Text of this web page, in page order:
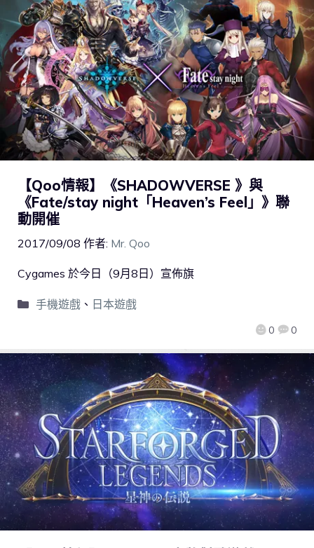
【Qoo情報】《SHADOWVERSE 》與
《Fate/stay night「Heaven’s Feel」》聯
動開催
2017/09/08 作者: Mr. Qoo
0 0
Cygames 於今日（9月8日）宣佈旗
手機遊戲、 日本遊戲